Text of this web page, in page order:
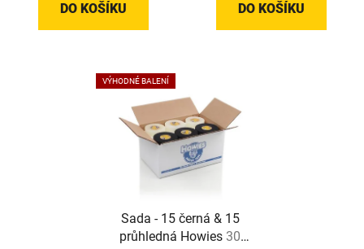
DO KOŠÍKU
hvězdiček.
DO KOŠÍKU
VÝHODNÉ BALENÍ
Sada - 15 černá & 15
průhledná Howies 30